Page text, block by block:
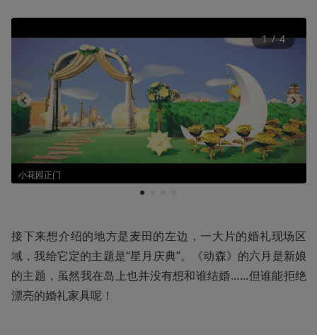
小花园正门
1
1 / 4
接下来想介绍的地方是麦田的左边，一大片的婚礼现场区
域，我给它定的主题是“星月庆典”。《动森》的六月是新娘
的主题，虽然我在岛上也并没有想和谁结婚……但谁能拒绝
漂亮的婚礼家具呢！